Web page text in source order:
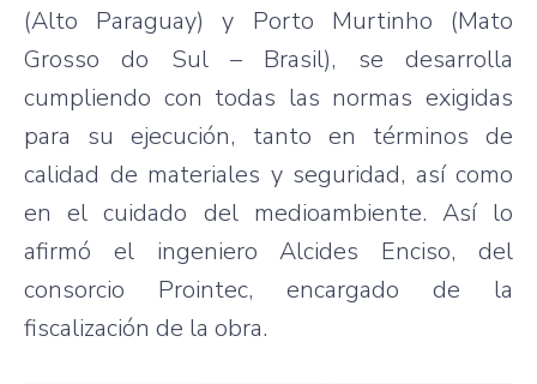
(Alto Paraguay) y Porto Murtinho (Mato
Grosso do Sul – Brasil), se desarrolla
cumpliendo con todas las normas exigidas
para su ejecución, tanto en términos de
calidad de materiales y seguridad, así como
en el cuidado del medioambiente. Así lo
afirmó el ingeniero Alcides Enciso, del
consorcio Prointec, encargado de la
fiscalización de la obra.